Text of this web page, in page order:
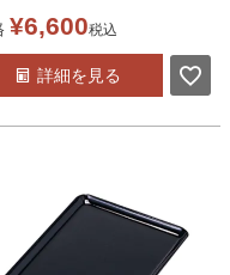
¥6,600税込
詳細を見る